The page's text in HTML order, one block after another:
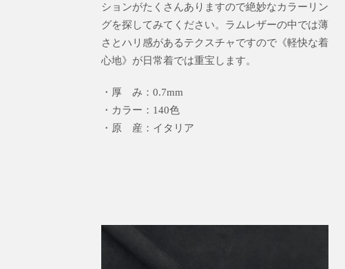
ションがたくさんありますので絶妙なカラーリン
グを探してみてください。ラムレザーの中では薄
さとハリ感があるテクスチャですので《軽快な着
心地》が日常着では重宝します。
・厚 み：0.7mm
・カラー：140色
・原 産：イタリア